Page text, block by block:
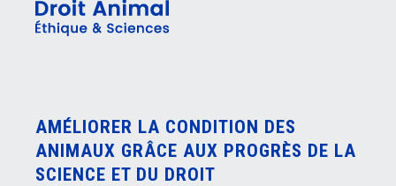
AMÉLIORER LA CONDITION DES
ANIMAUX GRÂCE AUX PROGRÈS DE LA
SCIENCE ET DU DROIT